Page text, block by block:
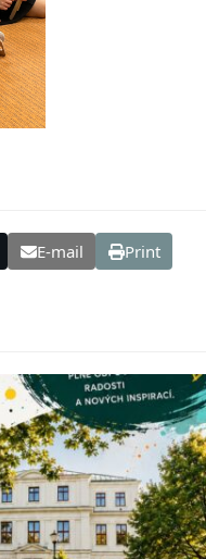
E-mail Print